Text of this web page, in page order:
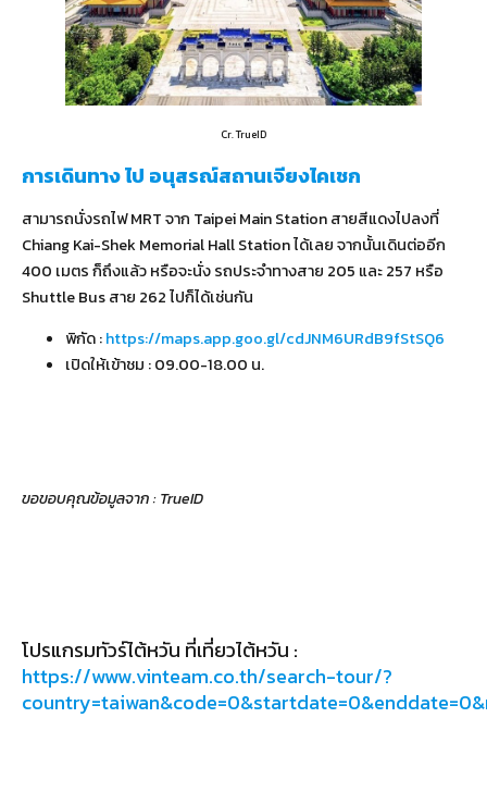
Cr. TrueID
การเดินทาง ไป อนุสรณ์สถานเจียงไคเชก
สามารถนั่งรถไฟ MRT จาก Taipei Main Station สายสีแดงไปลงที่
Chiang Kai-Shek Memorial Hall Station ได้เลย จากนั้นเดินต่ออีก
400 เมตร ก็ถึงแล้ว หรือจะนั่ง รถประจำทางสาย 205 และ 257 หรือ
Shuttle Bus สาย 262 ไปก็ได้เช่นกัน
พิกัด :https://maps.app.goo.gl/cdJNM6URdB9fStSQ6
เปิดให้เข้าชม : 09.00-18.00 น.
ขอขอบคุณข้อมูลจาก : TrueID
โปรแกรมทัวร์ไต้หวัน ที่เที่ยวไต้หวัน :
https://www.vinteam.co.th/search-tour/?